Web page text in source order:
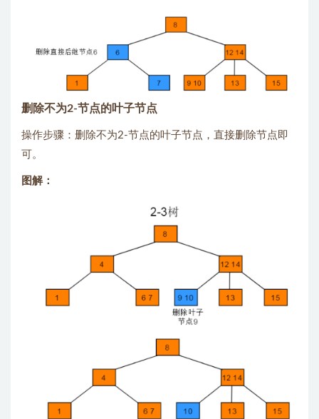
删除不为2-节点的叶子节点
操作步骤：删除不为2-节点的叶子节点，直接删除节点即
可。
图解：